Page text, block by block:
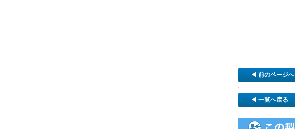
◀ 前のページへ
◀ 一覧へ戻る